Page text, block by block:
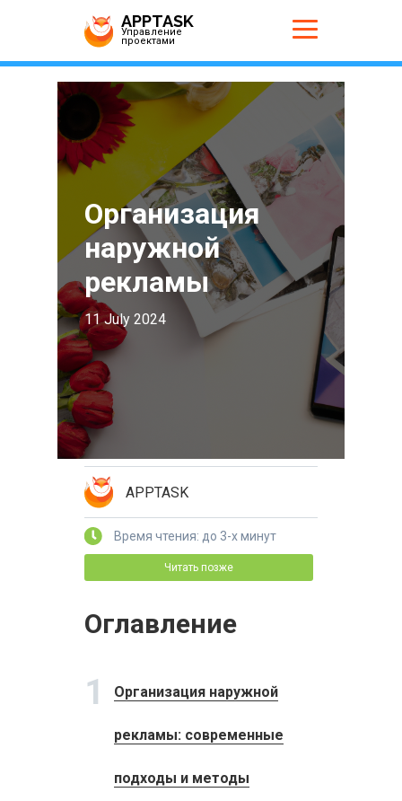
APPTASK
Управление
проектами
Организация
наружной
рекламы
11 July 2024
APPTASK
Время чтения: до 3-х минут
Читать позже
Оглавление
1 Организация наружной
рекламы: современные
подходы и методы